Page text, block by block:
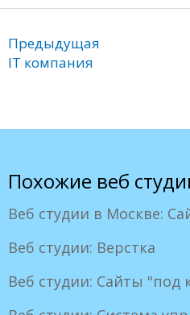
Предыдущая
IT компания
Похожие веб
Веб студии в Москве:
Веб студии: Верстка
Веб студии: Сайты "под